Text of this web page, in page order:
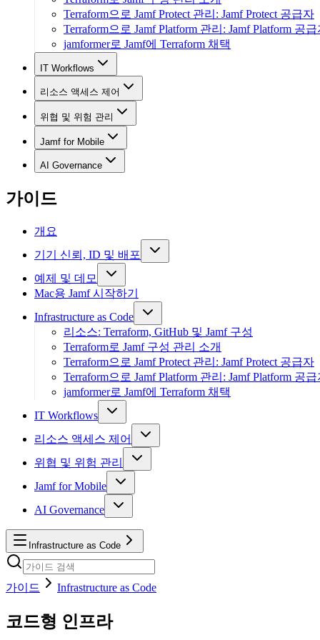
Terraform으로 Jamf Protect 관리: Jamf Protect 공급자
Terraform으로 Jamf Platform 관리: Jamf Platform 공급
jamformer로 Jamf에 Terraform 채택
IT Workflows
리소스 액세스 제어
위협 및 위험 관리
Jamf for Mobile
AI Governance
가이드
개요
기기 신뢰, ID 및 배포
예제 및 데모
Mac용 Jamf 시작하기
Infrastructure as Code
리소스: Terraform, GitHub 및 Jamf 구성
Terraform로 Jamf 구성 관리 소개
Terraform으로 Jamf Protect 관리: Jamf Protect 공급자
Terraform으로 Jamf Platform 관리: Jamf Platform 공급
jamformer로 Jamf에 Terraform 채택
IT Workflows
리소스 액세스 제어
위협 및 위험 관리
Jamf for Mobile
AI Governance
Infrastructure as Code
가이드 Infrastructure as Code
코드형 인프라